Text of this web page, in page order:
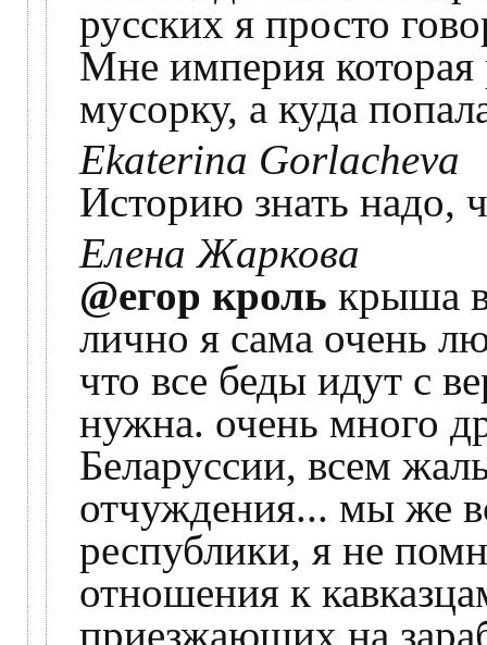
русских я просто
Мне империя которая
мусорку, а куда
Ekaterina Gorlacheva
Историю знать надо,
Елена Жаркова
@егор кроль крыша
лично я сама очень
что все беды идут с
нужна. очень много
Беларуссии, всем
отчуждения... мы же
республики, я не
отношения к
приезжающих на